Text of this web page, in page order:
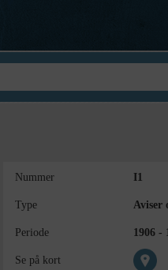
Nummer I1
Type Aviser
Periode 1906 -
Se på kort